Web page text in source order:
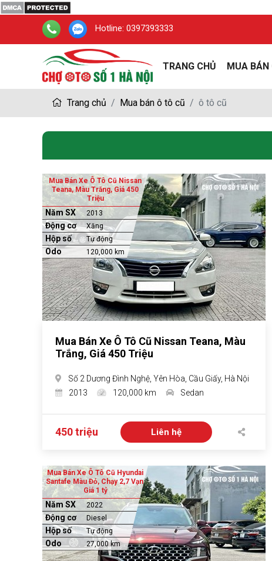
Hotline: 0397393333
TRANG CHỦ MUA BÁN
Trang chủ Mua bán ô tô cũ ô tô cũ
Mua Bán Xe Ô Tô Cũ Nissan
Teana, Màu Trắng, Giá 450
Triệu
Năm SX 2013
Động cơ Xăng
Hộp số Tự động
Odo 120,000 km
Mua Bán Xe Ô Tô Cũ Nissan Teana, Màu
Trắng, Giá 450 Triệu
Số 2 Dương Đình Nghệ, Yên Hòa, Cầu Giấy, Hà Nội
2013
120,000 km Sedan
450 triệu Liên hệ
Mua Bán Xe Ô Tô Cũ Hyundai
Santafe Màu Đỏ, Chạy 2,7 Vạn,
Giá 1 tỷ
Năm SX 2022
Động cơ Diesel
Hộp số Tự động
Odo 27,000 km